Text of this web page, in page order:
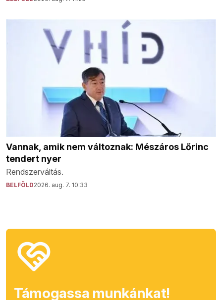
Vannak, amik nem változnak: Mészáros Lőrinc
tendert nyer
Rendszerváltás.
BELFÖLD2026. aug. 7. 10:33
Támogassa munkánkat!